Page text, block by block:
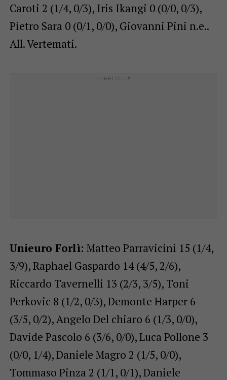
Caroti 2 (1/4, 0/3), Iris Ikangi 0 (0/0, 0/3),
Pietro Sara 0 (0/1, 0/0), Giovanni Pini n.e..
All. Vertemati.
Unieuro Forlì: Matteo Parravicini 15 (1/4,
3/9), Raphael Gaspardo 14 (4/5, 2/6),
Riccardo Tavernelli 13 (2/3, 3/5), Toni
Perkovic 8 (1/2, 0/3), Demonte Harper 6
(3/5, 0/2), Angelo Del chiaro 6 (1/3, 0/0),
Davide Pascolo 6 (3/6, 0/0), Luca Pollone 3
(0/0, 1/4), Daniele Magro 2 (1/5, 0/0),
Tommaso Pinza 2 (1/1, 0/1), Daniele